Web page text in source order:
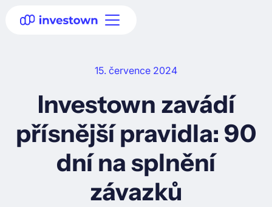
15. července 2024
Investown zavádí
přísnější pravidla: 90
dní na splnění
závazků